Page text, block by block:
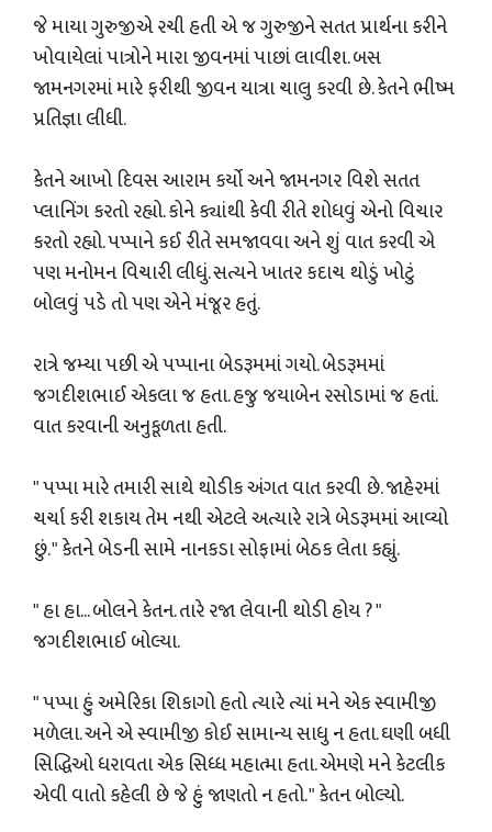
જે માયા ગુરુજીએ રચી હતી એ જ ગુરુજીને સતત પ્રાર્થના કરીને
ખોવાયેલાં પાત્રોને મારા જીવનમાં પાછાં લાવીશ. બસ
જામનગરમાં મારે ફરીથી જીવન યાત્રા ચાલુ કરવી છે. કેતને ભીષ્મ
પ્રતિજ્ઞા લીધી.
કેતને આખો દિવસ આરામ કર્યો અને જામનગર વિશે સતત
પ્લાનિંગ કરતો રહ્યો. કોને ક્યાંથી કેવી રીતે શોધવું એનો વિચાર
કરતો રહ્યો. પપ્પાને કઈ રીતે સમજાવવા અને શું વાત કરવી એ
પણ મનોમન વિચારી લીધું. સત્યને ખાતર કદાચ થોડું ખોટું
બોલવું પડે તો પણ એને મંજૂર હતું.
રાત્રે જમ્યા પછી એ પપ્પાના બેડરૂમમાં ગયો. બેડરૂમમાં
જગદીશભાઈ એકલા જ હતા. હજુ જયાબેન રસોડામાં જ હતાં.
વાત કરવાની અનુકૂળતા હતી.
" પપ્પા મારે તમારી સાથે થોડીક અંગત વાત કરવી છે. જાહેરમાં
ચર્ચા કરી શકાય તેમ નથી એટલે અત્યારે રાત્રે બેડરૂમમાં આવ્યો
છું. " કેતને બેડની સામે નાનકડા સોફામાં બેઠક લેતા કહ્યું.
" હા હા... બોલને કેતન. તારે રજા લેવાની થોડી હોય ? "
જગદીશભાઈ બોલ્યા.
" પપ્પા હું અમેરિકા શિકાગો હતો ત્યારે ત્યાં મને એક સ્વામીજી
મળેલા. અને એ સ્વામીજી કોઈ સામાન્ય સાધુ ન હતા. ઘણી બધી
સિદ્ધિઓ ધરાવતા એક સિધ્ધ મહાત્મા હતા. એમણે મને કેટલીક
એવી વાતો કહેલી છે જે હું જાણતો ન હતો. " કેતન બોલ્યો.